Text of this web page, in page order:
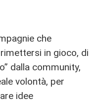
che
in gioco, di
dalla community,
volontà, per
idee